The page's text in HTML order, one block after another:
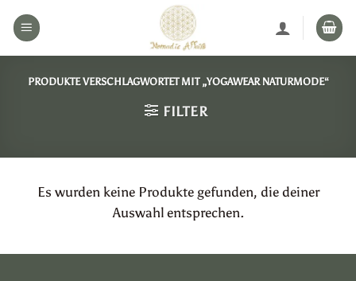
Inhalt
PRODUKTE VERSCHLAGWORTET MIT „YOGAWEAR NATURMODE“
FILTER
Es wurden keine Produkte gefunden, die deiner
Auswahl entsprechen.